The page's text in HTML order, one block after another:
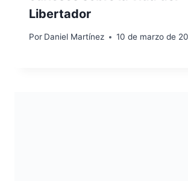
Libertador
Por Daniel Martínez 10 de marzo de